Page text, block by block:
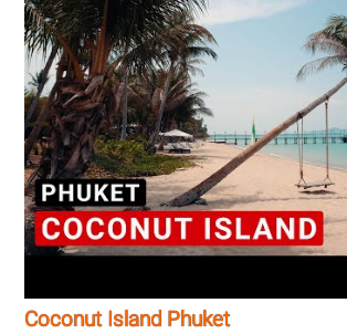
Coconut Island Phuket